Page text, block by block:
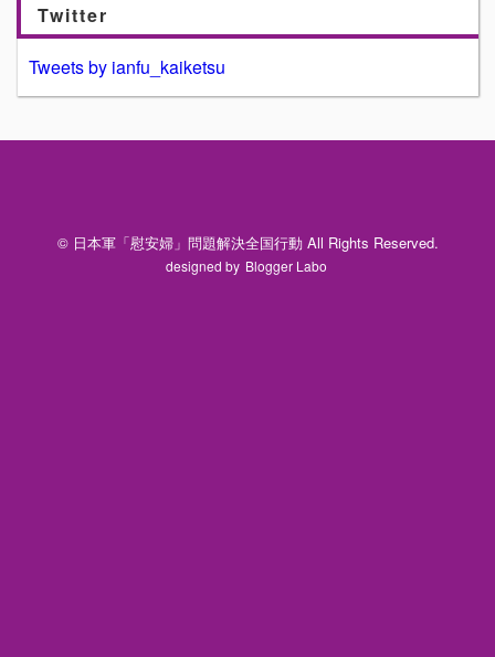
Twitter
Tweets by ianfu_kaiketsu
© 日本軍「慰安婦」問題解決全国行動 All Rights Reserved.
designed by Blogger Labo